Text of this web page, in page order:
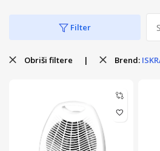
Filter
Obriši filtere | Brend: